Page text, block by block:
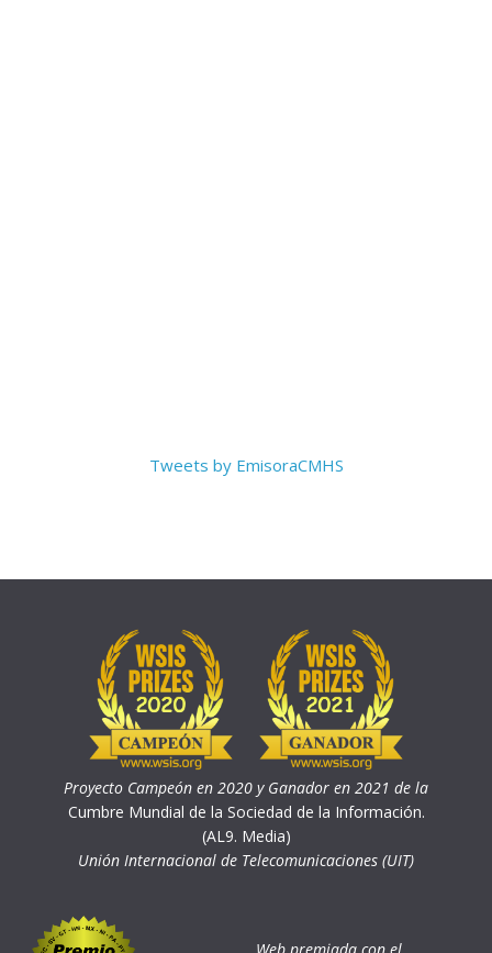
Tweets by EmisoraCMHS
Proyecto Campeón en 2020 y Ganador en 2021 de la
Cumbre Mundial de la Sociedad de la Información.
(AL9. Media)
Unión Internacional de Telecomunicaciones (UIT)
Web premiada con el